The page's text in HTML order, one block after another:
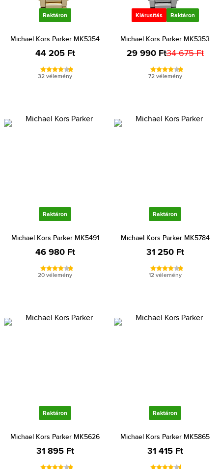
Raktáron
Michael Kors Parker MK5354
44 205 Ft
32 vélemény
Kiárusítás Raktáron
Michael Kors Parker MK5353
29 990 Ft34 675 Ft
72 vélemény
Raktáron
Michael Kors Parker MK5491
46 980 Ft
20 vélemény
Raktáron
Michael Kors Parker MK5784
31 250 Ft
12 vélemény
Raktáron
Michael Kors Parker MK5626
31 895 Ft
Raktáron
Michael Kors Parker MK5865
31 415 Ft